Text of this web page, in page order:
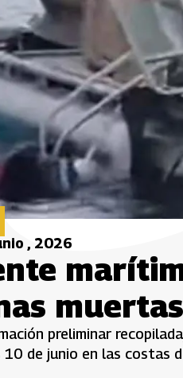
, 2026
muertas
preliminar
de junio en las costas